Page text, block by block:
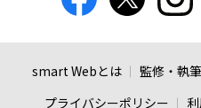
smart Webとは 監修・執
プライバシーポリシー